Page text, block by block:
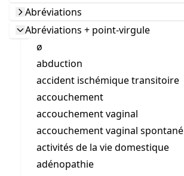
Abréviations
Abréviations + point-virgule
ø
abduction
accident ischémique transitoire
accouchement
accouchement vaginal
accouchement vaginal spontané
activités de la vie domestique
adénopathie